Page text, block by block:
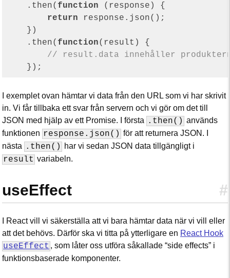
    .then(
function ( response ) {
return response.json();
    })
    .then(
function( result ) {
// result.data innehåller
I exemplet ovan hämtar vi data från den URL som vi har skrivit
in. Vi får tillbaka ett svar från servern och vi gör om det till
JSON med hjälp av ett Promise. I första .then() används
funktionen response.json() för att returnera JSON. I
nästa .then() har vi sedan JSON data tillgängligt i
result variabeln.
#
useEffect
I React vill vi säkerställa att vi bara hämtar data när vi vill eller
att det behövs. Därför ska vi titta på ytterligare en React Hook
useEffect , som låter oss utföra såkallade “side effects” i
funktionsbaserade komponenter.